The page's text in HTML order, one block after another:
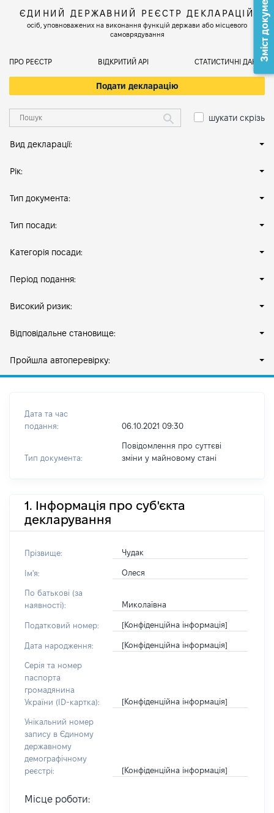
ЄДИНИЙ ДЕРЖАВНИЙ РЕЄСТР ДЕКЛАРАЦІЙ
осіб, уповноважених на виконання функцій держави або місцевого
самоврядування
ПРО РЕЄСТР ВІДКРИТИЙ АРІ СТАТИСТИЧНІ ДАНІ
Подати декларацію
шукати скрізь
Вид декларації:
Рік:
Тип документа:
Тип посади:
Категорія посади:
Період подання:
Високий ризик:
Відповідальне становище:
Пройшла автоперевірку:
Дата та час
подання:
06.10.2021 09:30
Тип документа:
Повідомлення про суттєві
зміни y майновому стані
1. Інформація про суб'єкта
декларування
Прізвище: Чудак
Ім'я: Олеся
По батькові (за
наявності):
Миколаївна
Податковий номер: [Конфіденційна інформація]
Дата народження: [Конфіденційна інформація]
Серія та номер
паспорта
громадянина
України (ID-картка):
[Конфіденційна інформація]
Унікальний номер
запису в Єдиному
державному
демографічному
реєстрі:
[Конфіденційна інформація]
Місце роботи:
Зміст документа